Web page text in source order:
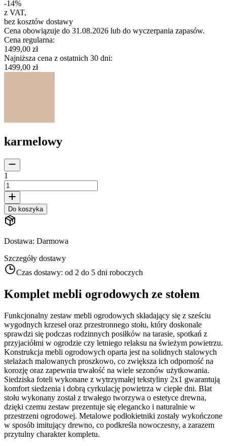
-14%
z VAT,
bez kosztów dostawy
Cena obowiązuje do 31.08.2026 lub do wyczerpania zapasów.
Cena regularna:
1499,00 zł
Najniższa cena z ostatnich 30 dni:
1499,00 zł
karmelowy
1
Do koszyka
Dostawa: Darmowa
Szczegóły dostawy
Czas dostawy: od 2 do 5 dni roboczych
Komplet mebli ogrodowych ze stołem
Funkcjonalny zestaw mebli ogrodowych składający się z sześciu
wygodnych krzeseł oraz przestronnego stołu, który doskonale
sprawdzi się podczas rodzinnych posiłków na tarasie, spotkań z
przyjaciółmi w ogrodzie czy letniego relaksu na świeżym powietrzu.
Konstrukcja mebli ogrodowych oparta jest na solidnych stalowych
stelażach malowanych proszkowo, co zwiększa ich odporność na
korozję oraz zapewnia trwałość na wiele sezonów użytkowania.
Siedziska foteli wykonane z wytrzymałej tekstyliny 2x1 gwarantują
komfort siedzenia i dobrą cyrkulację powietrza w ciepłe dni. Blat
stołu wykonany został z trwałego tworzywa o estetyce drewna,
dzięki czemu zestaw prezentuje się elegancko i naturalnie w
przestrzeni ogrodowej. Metalowe podłokietniki zostały wykończone
w sposób imitujący drewno, co podkreśla nowoczesny, a zarazem
przytulny charakter kompletu.